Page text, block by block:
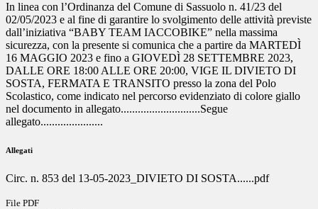
In linea con l’Ordinanza del Comune di Sassuolo n. 41/23 del
02/05/2023 e al fine di garantire lo svolgimento delle attività previste
dall’iniziativa “BABY TEAM IACCOBIKE” nella massima
sicurezza, con la presente si comunica che a partire da MARTEDÌ
16 MAGGIO 2023 e fino a GIOVEDÌ 28 SETTEMBRE 2023,
DALLE ORE 18:00 ALLE ORE 20:00, VIGE IL DIVIETO DI
SOSTA, FERMATA E TRANSITO presso la zona del Polo
Scolastico, come indicato nel percorso evidenziato di colore giallo
nel documento in allegato............................Segue
allegato......................
Allegati
Circ. n. 853 del 13-05-2023_DIVIETO DI SOSTA......pdf
File PDF